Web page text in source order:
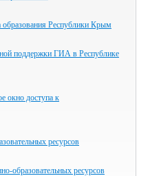
Республики Крым
поддержки ГИА в Республике
окно доступа к
ресурсов
образовательных ресурсов